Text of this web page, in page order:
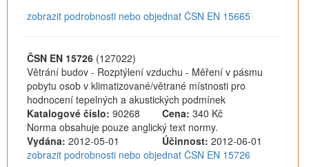
zobrazit podrobnosti nebo objednat ČSN EN 15665
ČSN EN 15726 (127022)
Větrání budov - Rozptýlení vzduchu - Měření v pásmu
pobytu osob v klimatizované/větrané místnosti pro
hodnocení tepelných a akustických podmínek
Katalogové číslo: 90268 Cena: 340 Kč
Norma obsahuje pouze anglický text normy.
Vydána: 2012-05-01 Účinnost: 2012-06-01
zobrazit podrobnosti nebo objednat ČSN EN 15726